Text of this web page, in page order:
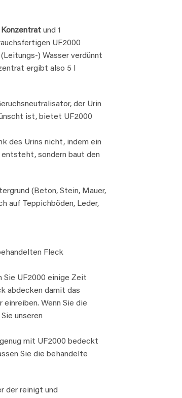
und 1
UF2000
) Wasser verdünnt
ergibt also 5 l
der Urin
ist, bietet UF2000
des Urins nicht, indem ein
sondern baut den
(Beton, Stein, Mauer,
auf Teppichböden, Leder,
Fleck
Sie UF2000 einige Zeit
abdecken damit das
Wenn Sie die
unseren
mit UF2000 bedeckt
Sie die behandelte
der reinigt und